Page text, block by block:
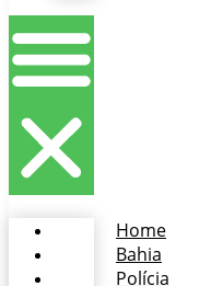
Home
Bahia
Polícia